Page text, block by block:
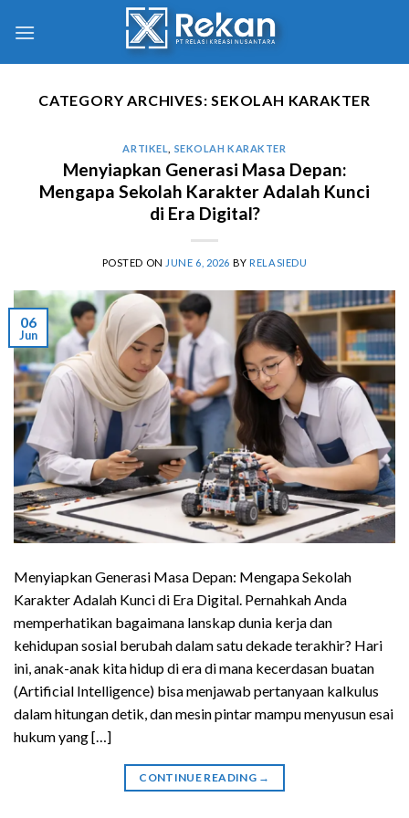
CATEGORY ARCHIVES:SEKOLAH KARAKTER
ARTIKEL SEKOLAH KARAKTER
Menyiapkan Generasi Masa Depan:
Mengapa Sekolah Karakter Adalah Kunci
di Era Digital?
POSTED ON JUNE 6, 2026 BYRELASIEDU
06
Jun
Menyiapkan Generasi Masa Depan: Mengapa Sekolah
Karakter Adalah Kunci di Era Digital. Pernahkah Anda
memperhatikan bagaimana lanskap dunia kerja dan
kehidupan sosial berubah dalam satu dekade terakhir? Hari
ini, anak-anak kita hidup di era di mana kecerdasan buatan
(Artificial Intelligence) bisa menjawab pertanyaan kalkulus
dalam hitungan detik, dan mesin pintar mampu menyusun esai
hukum yang […]
CONTINUE READING →